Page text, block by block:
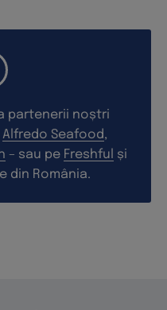
partenerii noștri
Alfredo Seafood,
– sau pe Freshful și
din România.